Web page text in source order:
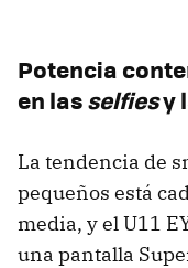
Potencia
en lasselfiesy
La tendencia de
pequeños está
media, y el U11
una pantalla